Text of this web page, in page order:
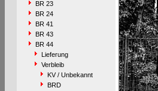
BR 23
BR 24
BR 41
BR 43
BR 44
Lieferung
Verbleib
KV / Unbekannt
BRD